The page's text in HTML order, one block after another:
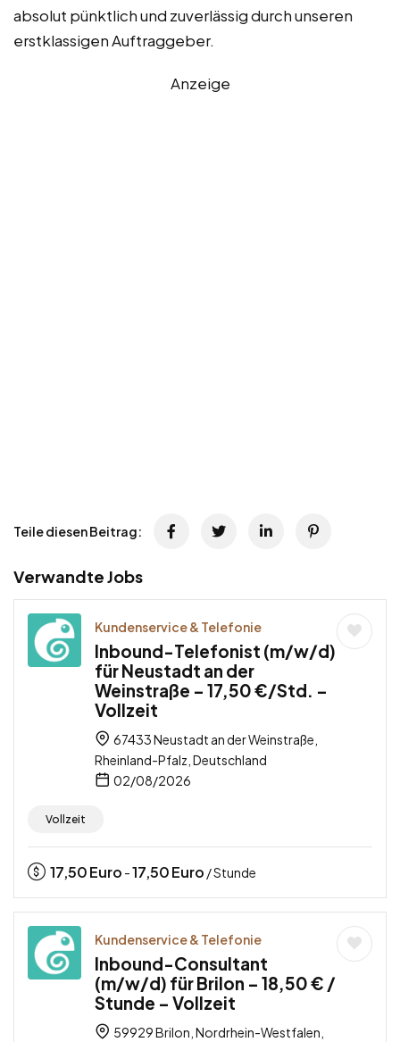
absolut pünktlich und zuverlässig durch unseren
erstklassigen Auftraggeber.
Anzeige
Teile diesen Beitrag:
Verwandte Jobs
Kundenservice & Telefonie
Inbound-Telefonist (m/w/d)
für Neustadt an der
Weinstraße – 17,50 €/Std. –
Vollzeit
67433 Neustadt an der Weinstraße,
Rheinland-Pfalz, Deutschland
02/08/2026
Vollzeit
17,50Euro -17,50Euro / Stunde
Kundenservice & Telefonie
Inbound-Consultant
(m/w/d) für Brilon – 18,50 € /
Stunde – Vollzeit
59929 Brilon, Nordrhein-Westfalen,